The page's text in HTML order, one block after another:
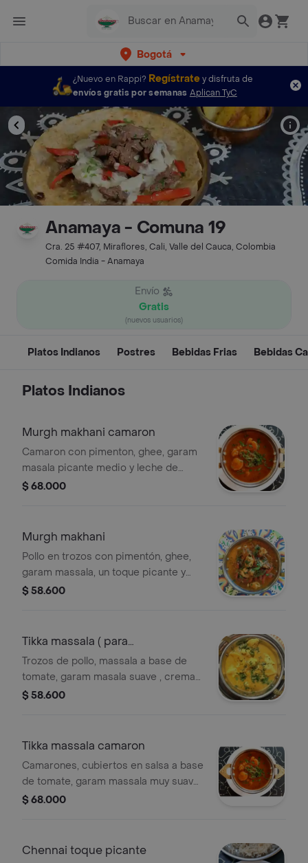
Bogotá
¿Nuevo en Rappi? Regístratey disfruta de
envíos gratis por semanas Aplican TyC
Anamaya - Comuna 19
Cra. 25 #407, Miraflores, Cali, Valle del Cauca, Colombia
Comida India - Anamaya
Envío
Gratis
(nuevos usuarios)
Platos Indianos Postres Bebidas Frias Bebidas
Platos Indianos
Murgh makhani camaron
Camaron con pimenton, ghee, garam
masala picante medio y leche de
coco, acompañado de arroz basmati
$ 68.000
Murgh makhani
Pollo en trozos con pimentón, ghee,
garam massala, un toque picante y
leche de coco, acompañado de arroz
$ 58.600
Tikka massala ( para
principiantes)
Trozos de pollo, massala a base de
tomate, garam masala suave , crema
de leche, leche de coco, acompañado
$ 58.600
Tikka massala camaron
Camarones, cubiertos en salsa a base
de tomate, garam massala muy suave
no picante , crema de leche,
$ 68.000
Chennai toque picante